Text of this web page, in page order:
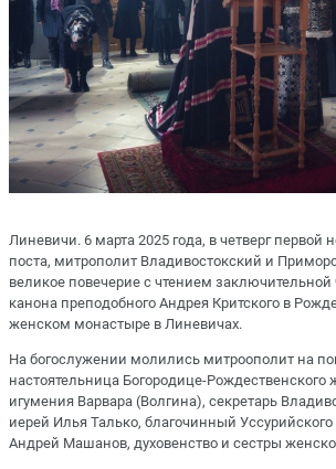
Линевичи. 6 марта 2025 года, в четверг первой
поста, митрополит Владивостокский и
великое повечерие с чтением заключительной
канона преподобного Андрея Критского в
женском монастыре в Линевичах.
На богослужении молились митроополит на
настоятельница Богородице-Рождественского
игумения Варвара (Волгина), секретарь
иерей Илья Талько, благочинный Уссурийского
Андрей Машанов, духовенство и сестры